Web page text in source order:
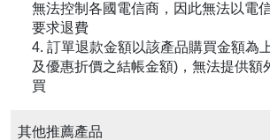
無法控制各國電信商，因此無法以電
要求退費
4. 訂單退款金額以該產品購買金額為
及優惠折價之結帳金額)，無法提供額
買
其他推薦產品